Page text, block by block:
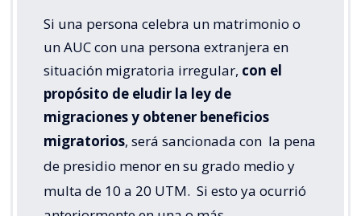
Si una persona celebra un matrimonio o
un AUC con una persona extranjera en
situación migratoria irregular, con el
propósito de eludir la ley de
migraciones y obtener beneficios
migratorios, será sancionada con la pena
de presidio menor en su grado medio y
multa de 10 a 20 UTM. Si esto ya ocurrió